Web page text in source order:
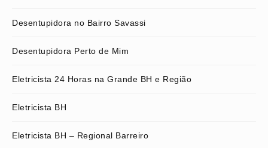
Desentupidora no Bairro Savassi
Desentupidora Perto de Mim
Eletricista 24 Horas na Grande BH e Região
Eletricista BH
Eletricista BH – Regional Barreiro